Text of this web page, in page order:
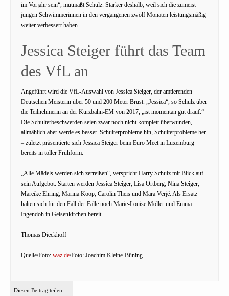
im Vorjahr sein“, mutmaßt Schulz. Stärker deshalb, weil sich die zumeist
jungen Schwimmerinnen in den vergangenen zwölf Monaten leistungsmäßig
weiter verbessert haben.
Jessica Steiger führt das Team
des VfL an
Angeführt wird die VfL-Auswahl von Jessica Steiger, der amtierenden
Deutschen Meisterin über 50 und 200 Meter Brust. „Jessica“, so Schulz über
die Teilnehmerin an der Kurzbahn-EM von 2017, „ist momentan gut drauf.“
Die Schulterbeschwerden seien zwar noch nicht komplett überwunden,
allmählich aber werde es besser. Schulterprobleme hin, Schulterprobleme her
– zuletzt präsentierte sich Jessica Steiger beim Euro Meet in Luxemburg
bereits in toller Frühform.
„Alle Mädels werden sich zerreißen“, verspricht Harry Schulz mit Blick auf
sein Aufgebot. Starten werden Jessica Steiger, Lisa Ortberg, Nina Steiger,
Mareike Ehring, Marina Koop, Carolin Theis und Mara Verjé. Als Ersatz
halten sich für den Fall der Fälle noch Marie-Louise Möller und Emma
Ingendoh in Gelsenkirchen bereit.
Thomas Dieckhoff
Quelle/Foto: waz.de/Foto: Joachim Kleine-Büning
Diesen Beitrag teilen: